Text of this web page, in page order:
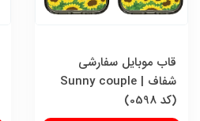
قاب موبایل سفارشی
شفاف | Sunny couple
(کد 0598)